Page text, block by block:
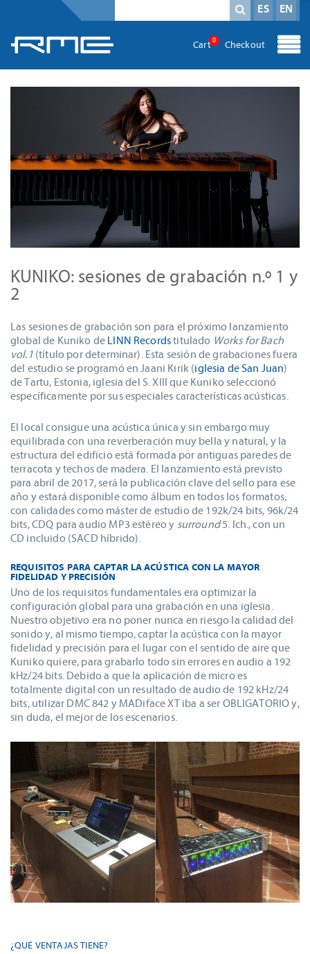
ES EN
Checkout
0
Cart
KUNIKO: sesiones de grabación n.º 1 y
2
Las sesiones de grabación son para el próximo lanzamiento
global de Kuniko de LINN Recordstitulado Works for Bach
vol.1(título por determinar). Esta sesión de grabaciones fuera
del estudio se programó en Jaani Kirik (iglesia de San Juan)
de Tartu, Estonia, iglesia del S. XIII que Kuniko seleccionó
específicamente por sus especiales características acústicas.
El local consigue una acústica única y sin embargo muy
equilibrada con una reverberación muy bella y natural, y la
estructura del edificio está formada por antiguas paredes de
terracota y techos de madera. El lanzamiento está previsto
para abril de 2017, será la publicación clave del sello para ese
año y estará disponible como álbum en todos los formatos,
con calidades como máster de estudio de 192k/24 bits, 96k/24
bits, CDQ para audio MP3 estéreo y surround5. lch., con un
CD incluido (SACD híbrido).
REQUISITOS PARA CAPTAR LA ACÚSTICA CON LA MAYOR
FIDELIDAD Y PRECISIÓN
Uno de los requisitos fundamentales era optimizar la
configuración global para una grabación en una iglesia.
Nuestro objetivo era no poner nunca en riesgo la calidad del
sonido y, al mismo tiempo, captar la acústica con la mayor
fidelidad y precisión para el lugar con el sentido de aire que
Kuniko quiere, para grabarlo todo sin errores en audio a 192
kHz/24 bits. Debido a que la aplicación de micro es
totalmente digital con un resultado de audio de 192 kHz/24
bits, utilizar DMC 842 y MADiface XT iba a ser OBLIGATORIO y,
sin duda, el mejor de los escenarios.
¿QUÉ VENTAJAS TIENE?